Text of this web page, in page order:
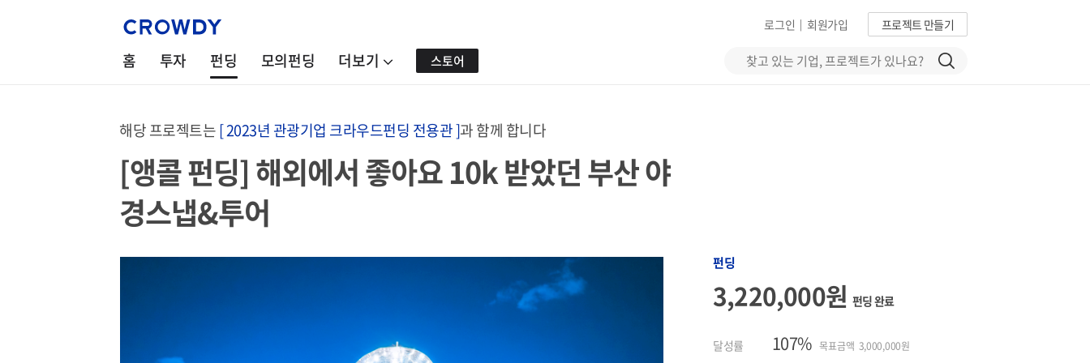
프로젝트 만들기
회원가입
|
로그인
홈 투자 펀딩 모의펀딩 더보기 스토어
해당 프로젝트는[ 2023년 관광기업 크라우드펀딩 전용관 ]과 함께 합니다
[앵콜 펀딩] 해외에서 좋아요 10k 받았던 부산 야
경스냅&투어
펀딩
3,220,000원펀딩 완료
달성률 107% 목표금액 3,000,000원